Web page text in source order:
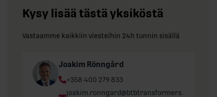
Kysy lisää tästä yksiköstä
Vastaamme kaikkiin viesteihin 24h tunnin sisällä
Joakim Rönngård
Phone:
+358 400 279 833
Email:
joakim.ronngard@btbtransformers.